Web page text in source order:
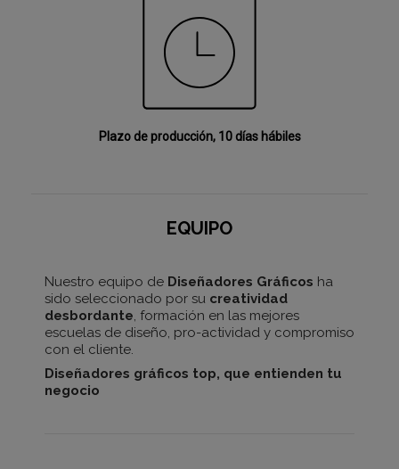
Plazo de producción, 10 días hábiles
EQUIPO
Nuestro equipo de Diseñadores Gráficos ha
sido seleccionado por su creatividad
desbordante , formación en las mejores
escuelas de diseño, pro-actividad y compromiso
con el cliente.
Diseñadores gráficos top, que entienden tu
negocio